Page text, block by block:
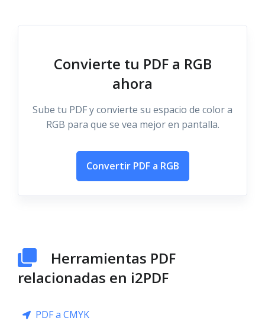
Convierte tu PDF a RGB
ahora
Sube tu PDF y convierte su espacio de color a
RGB para que se vea mejor en pantalla.
Convertir PDF a RGB
Herramientas PDF
relacionadas en i2PDF
PDF a CMYK